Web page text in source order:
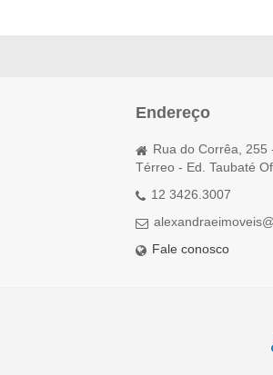
Endereço
Rua do Corrêa, 255
Térreo - Ed. Taubaté
12 3426.3007
Fale conosco